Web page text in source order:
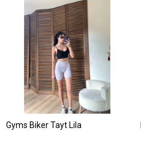
Gyms Biker Tayt Lila